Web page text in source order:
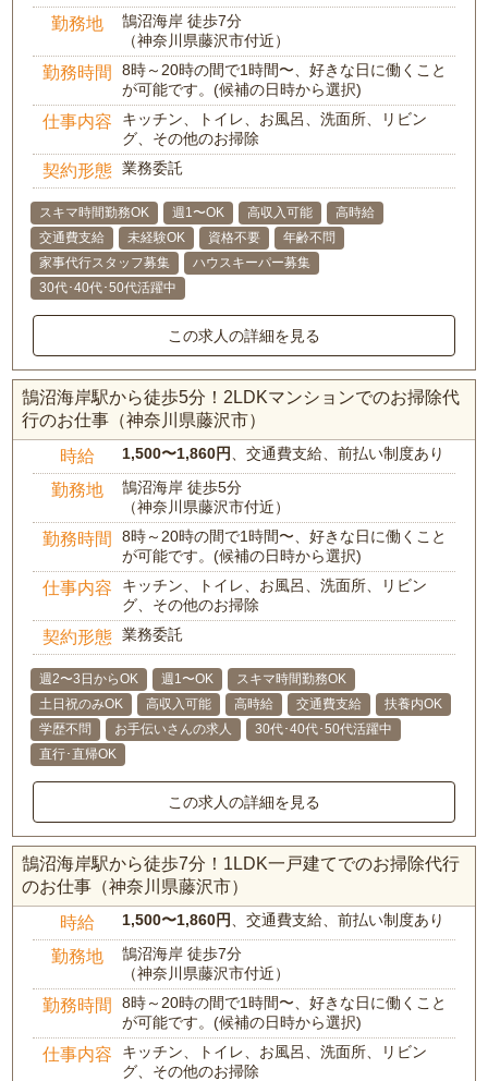
勤務地
鵠沼海岸 徒歩7分
（神奈川県藤沢市付近）
勤務時間
8時～20時の間で1時間〜、好きな日に働くこと
が可能です。(候補の日時から選択)
仕事内容
キッチン、トイレ、お風呂、洗面所、リビン
グ、その他のお掃除
契約形態 業務委託
スキマ時間勤務OK 週1〜OK 高収入可能
高時給
交通費支給
未経験OK 資格不要
年齢不問
家事代行スタッフ募集
ハウスキーパー募集
30代･40代･50代活躍中
この求人の詳細を見る
鵠沼海岸駅から徒歩5分！2LDKマンションでのお掃除代
行のお仕事（神奈川県藤沢市）
時給 1,500〜1,860円 、交通費支給、前払い制度あり
勤務地
鵠沼海岸 徒歩5分
（神奈川県藤沢市付近）
勤務時間
8時～20時の間で1時間〜、好きな日に働くこと
が可能です。(候補の日時から選択)
仕事内容
キッチン、トイレ、お風呂、洗面所、リビン
グ、その他のお掃除
契約形態 業務委託
週2〜3日からOK 週1〜OK
スキマ時間勤務OK
土日祝のみOK
高収入可能 高時給 交通費支給
扶養内OK
学歴不問
お手伝いさんの求人
30代･40代･50代活躍中
直行･直帰OK
この求人の詳細を見る
鵠沼海岸駅から徒歩7分！1LDK一戸建てでのお掃除代行
のお仕事（神奈川県藤沢市）
時給 1,500〜1,860円 、交通費支給、前払い制度あり
勤務地
鵠沼海岸 徒歩7分
（神奈川県藤沢市付近）
勤務時間
8時～20時の間で1時間〜、好きな日に働くこと
が可能です。(候補の日時から選択)
仕事内容
キッチン、トイレ、お風呂、洗面所、リビン
グ、その他のお掃除